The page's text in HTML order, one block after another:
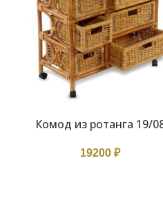
В КОРЗИНУКомод из ротанга 19/
19200₽